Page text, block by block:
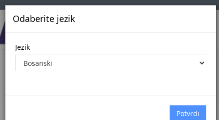
Odaberite jezik
Jezik
Pregled Dokumenata| Broj 47/26